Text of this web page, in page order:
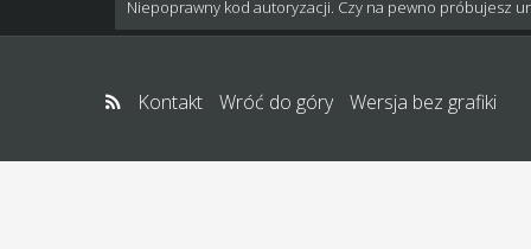
Niepoprawny kod autoryzacji. Czy na pewno próbujesz
Kontakt Wróć do góry Wersja bez grafiki